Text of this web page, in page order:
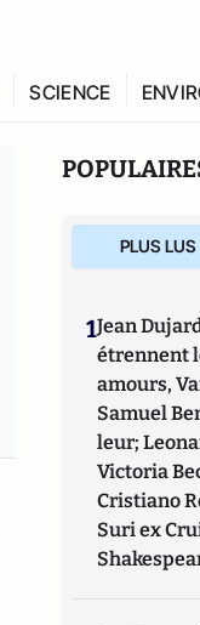
SCIENCE
PLUS LUS
1Jean
étrennent
amours,
Samuel
leur;
Victoria
Cristiano
Suri ex